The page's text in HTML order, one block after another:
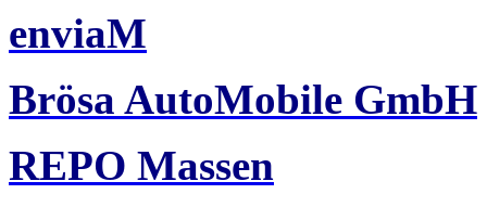
enviaM
Brösa AutoMobile GmbH
REPO Massen